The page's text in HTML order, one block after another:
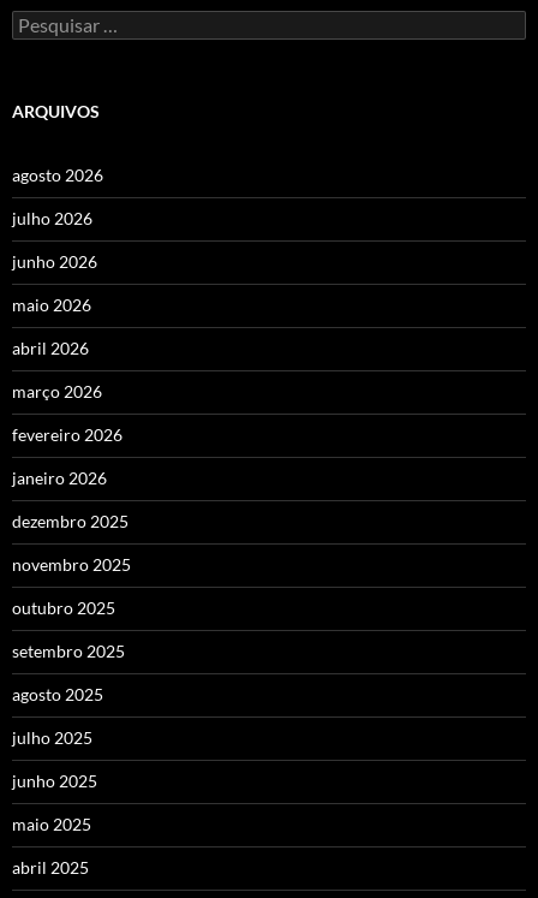
Pesquisar
por:
ARQUIVOS
agosto 2026
julho 2026
junho 2026
maio 2026
abril 2026
março 2026
fevereiro 2026
janeiro 2026
dezembro 2025
novembro 2025
outubro 2025
setembro 2025
agosto 2025
julho 2025
junho 2025
maio 2025
abril 2025